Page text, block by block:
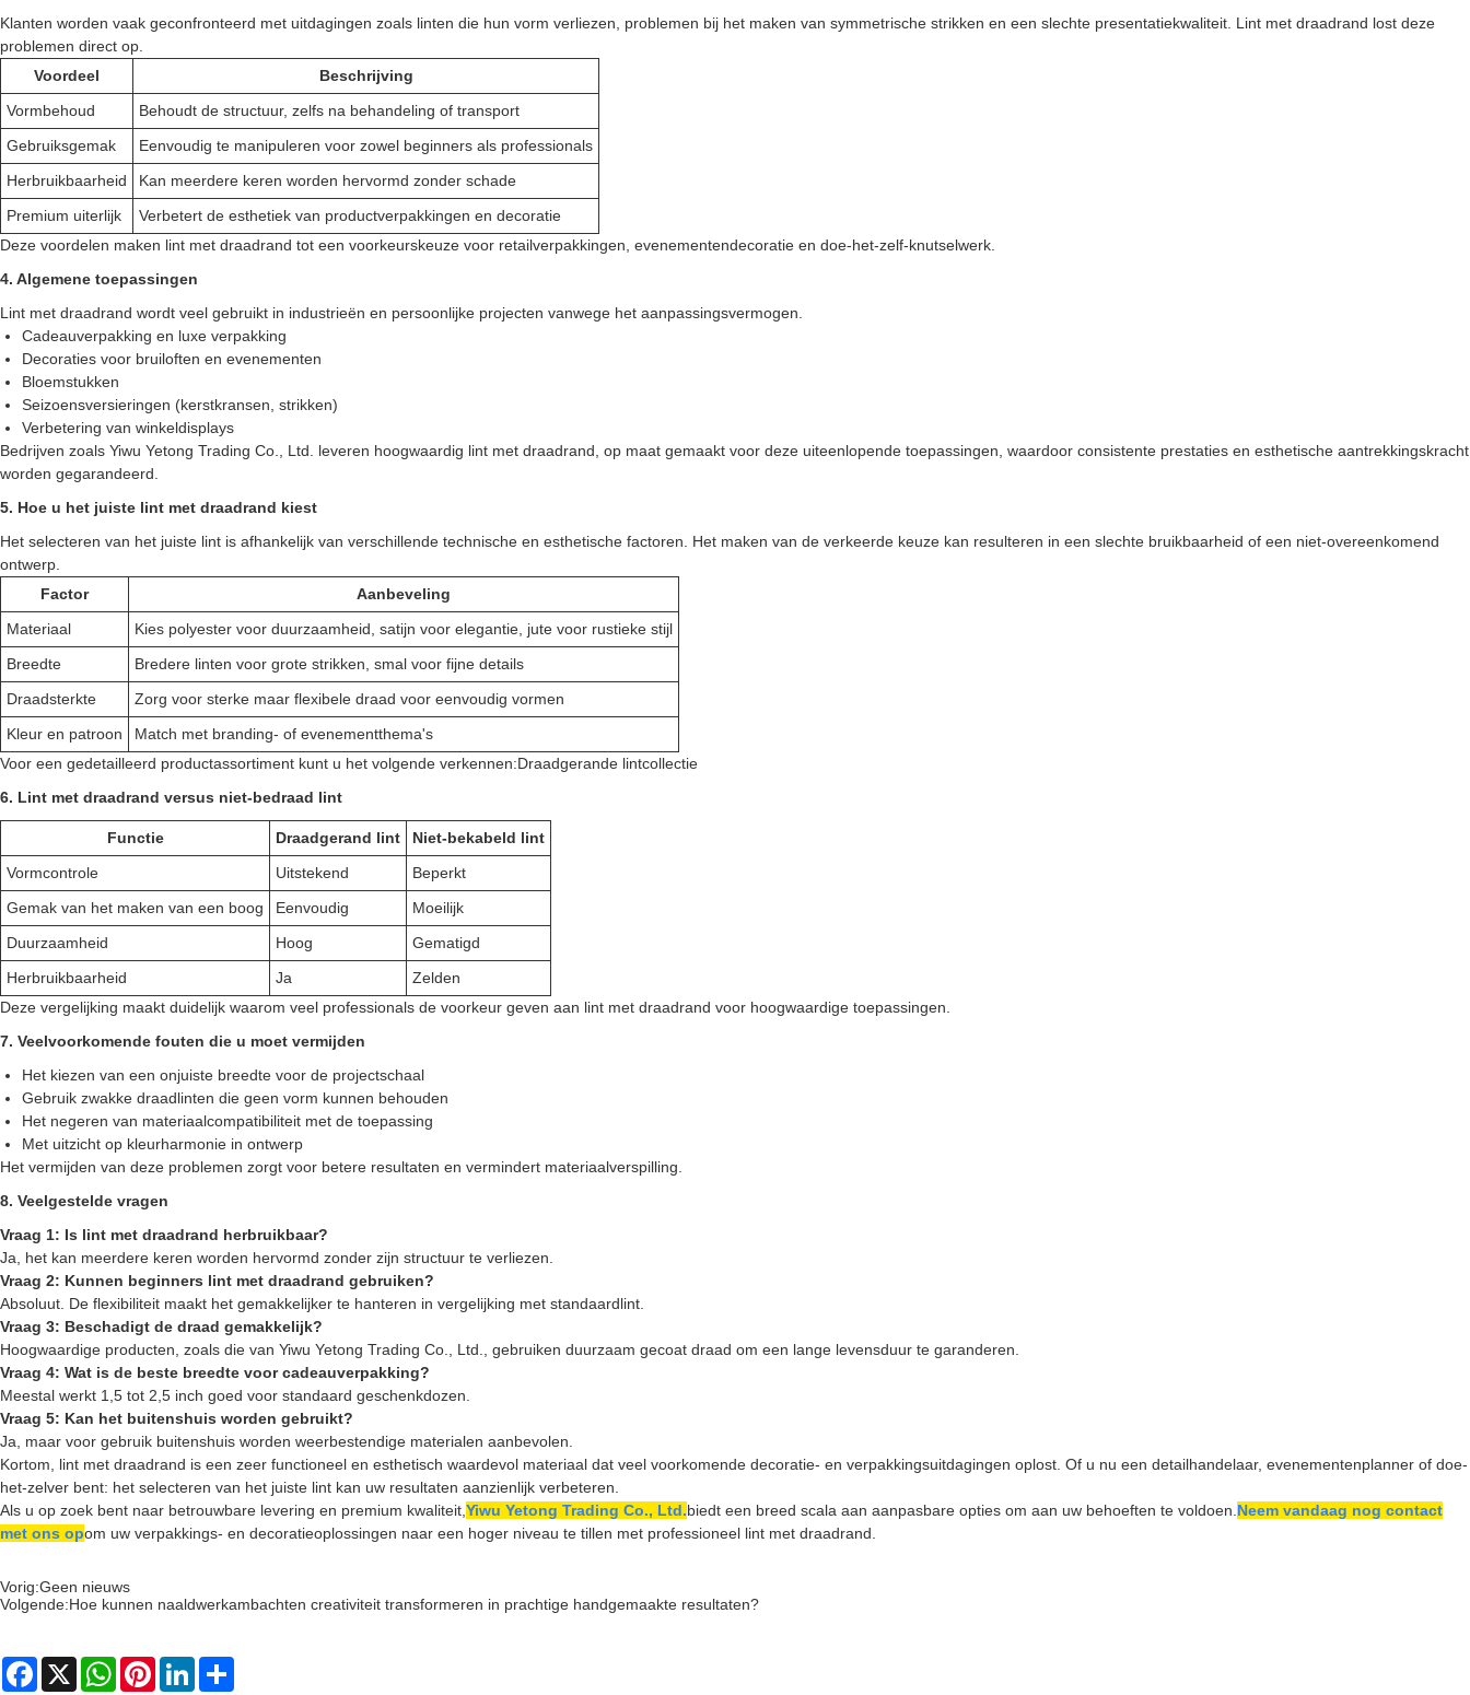
Klanten worden vaak geconfronteerd met uitdagingen zoals linten die hun vorm verliezen, problemen bij het maken van symmetrische strikken en een slechte presentatiekwaliteit. Lint met draadrand lost deze
problemen direct op.
Voordeel
Beschrijving
Vormbehoud
Behoudt de structuur, zelfs na behandeling of transport
Gebruiksgemak
Eenvoudig te manipuleren voor zowel beginners als professionals
Herbruikbaarheid
Kan meerdere keren worden hervormd zonder schade
Premium uiterlijk
Verbetert de esthetiek van productverpakkingen en decoratie
Deze voordelen maken lint met draadrand tot een voorkeurskeuze voor retailverpakkingen, evenementendecoratie en doe-het-zelf-knutselwerk.
4. Algemene toepassingen
Lint met draadrand wordt veel gebruikt in industrieën en persoonlijke projecten vanwege het aanpassingsvermogen.
Cadeauverpakking en luxe verpakking
Decoraties voor bruiloften en evenementen
Bloemstukken
Seizoensversieringen (kerstkransen, strikken)
Verbetering van winkeldisplays
Bedrijven zoals Yiwu Yetong Trading Co., Ltd. leveren hoogwaardig lint met draadrand, op maat gemaakt voor deze uiteenlopende toepassingen, waardoor consistente prestaties en esthetische aantrekkingskracht
worden gegarandeerd.
5. Hoe u het juiste lint met draadrand kiest
Het selecteren van het juiste lint is afhankelijk van verschillende technische en esthetische factoren. Het maken van de verkeerde keuze kan resulteren in een slechte bruikbaarheid of een niet-overeenkomend
ontwerp.
Factor
Aanbeveling
Materiaal
Kies polyester voor duurzaamheid, satijn voor elegantie, jute voor rustieke stijl
Breedte
Bredere linten voor grote strikken, smal voor fijne details
Draadsterkte
Zorg voor sterke maar flexibele draad voor eenvoudig vormen
Kleur en patroon
Match met branding- of evenementthema's
Voor een gedetailleerd productassortiment kunt u het volgende verkennen:Draadgerande lintcollectie
6. Lint met draadrand versus niet-bedraad lint
Functie Draadgerand lint
Niet-bekabeld lint
Vormcontrole
Uitstekend
Beperkt
Gemak van het maken van een boog
Eenvoudig
Moeilijk
Duurzaamheid
Hoog
Gematigd
Herbruikbaarheid
Ja
Zelden
Deze vergelijking maakt duidelijk waarom veel professionals de voorkeur geven aan lint met draadrand voor hoogwaardige toepassingen.
7. Veelvoorkomende fouten die u moet vermijden
Het kiezen van een onjuiste breedte voor de projectschaal
Gebruik zwakke draadlinten die geen vorm kunnen behouden
Het negeren van materiaalcompatibiliteit met de toepassing
Met uitzicht op kleurharmonie in ontwerp
Het vermijden van deze problemen zorgt voor betere resultaten en vermindert materiaalverspilling.
8. Veelgestelde vragen
Vraag 1: Is lint met draadrand herbruikbaar?
Ja, het kan meerdere keren worden hervormd zonder zijn structuur te verliezen.
Vraag 2: Kunnen beginners lint met draadrand gebruiken?
Absoluut. De flexibiliteit maakt het gemakkelijker te hanteren in vergelijking met standaardlint.
Vraag 3: Beschadigt de draad gemakkelijk?
Hoogwaardige producten, zoals die van Yiwu Yetong Trading Co., Ltd., gebruiken duurzaam gecoat draad om een ​​lange levensduur te garanderen.
Vraag 4: Wat is de beste breedte voor cadeauverpakking?
Meestal werkt 1,5 tot 2,5 inch goed voor standaard geschenkdozen.
Vraag 5: Kan het buitenshuis worden gebruikt?
Ja, maar voor gebruik buitenshuis worden weerbestendige materialen aanbevolen.
Kortom, lint met draadrand is een zeer functioneel en esthetisch waardevol materiaal dat veel voorkomende decoratie- en verpakkingsuitdagingen oplost. Of u nu een detailhandelaar, evenementenplanner of doe-
het-zelver bent: het selecteren van het juiste lint kan uw resultaten aanzienlijk verbeteren.
Als u op zoek bent naar betrouwbare levering en premium kwaliteit, Yiwu Yetong Trading Co., Ltd.biedt een breed scala aan aanpasbare opties om aan uw behoeften te voldoen. Neem vandaag nog contact
met ons opom uw verpakkings- en decoratieoplossingen naar een hoger niveau te tillen met professioneel lint met draadrand.
Vorig:Geen nieuws
Volgende:Hoe kunnen naaldwerkambachten creativiteit transformeren in prachtige handgemaakte resultaten?
Facebook
X WhatsAppPinterestLinkedIn